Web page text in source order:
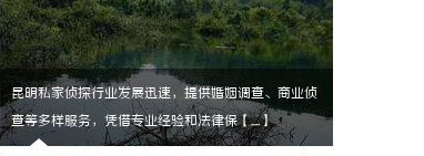
昆明私家侦探行业发展迅速，提供婚姻调查、商业侦
查等多样服务，凭借专业经验和法律保【....】